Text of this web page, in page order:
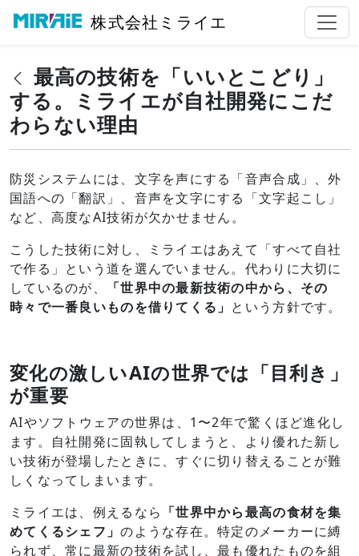
株式会社ミライエ
最高の技術を「いいとこどり」
する。ミライエが自社開発にこだ
わらない理由
防災システムには、文字を声にする「音声合成」、外
国語への「翻訳」、音声を文字にする「文字起こし」
など、高度なAI技術が欠かせません。
こうした技術に対し、ミライエはあえて「すべて自社
で作る」という道を選んでいません。代わりに大切に
しているのが、
「世界中の最新技術の中から、その
時々で一番良いものを借りてくる」 という方針です。
変化の激しいAIの世界では「目利き」
が重要
AIやソフトウェアの世界は、1〜2年で驚くほど進化し
ます。自社開発に固執してしまうと、より優れた新し
い技術が登場したときに、すぐに切り替えることが難
しくなってしまいます。
ミライエは、例えるなら 「世界中から最高の食材を集
めてくるシェフ」のような存在。特定のメーカーに縛
られず、常に最新の技術を試し、最も優れたものを組